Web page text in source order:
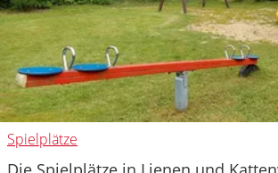
Spielplätze